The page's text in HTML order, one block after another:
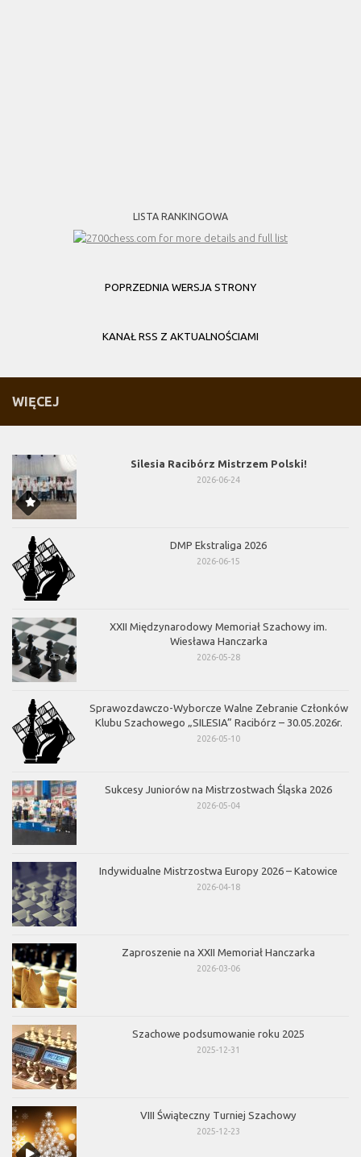
LISTA RANKINGOWA
POPRZEDNIA WERSJA STRONY
KANAŁ RSS Z AKTUALNOŚCIAMI
WIĘCEJ
Silesia Racibórz Mistrzem Polski!
2026-06-24
DMP Ekstraliga 2026
2026-06-15
XXII Międzynarodowy Memoriał Szachowy im.
Wiesława Hanczarka
2026-05-28
Sprawozdawczo-Wyborcze Walne Zebranie Członków
Klubu Szachowego „SILESIA” Racibórz – 30.05.2026r.
2026-05-10
Sukcesy Juniorów na Mistrzostwach Śląska 2026
2026-05-04
Indywidualne Mistrzostwa Europy 2026 – Katowice
2026-04-18
Zaproszenie na XXII Memoriał Hanczarka
2026-03-06
Szachowe podsumowanie roku 2025
2025-12-31
VIII Świąteczny Turniej Szachowy
2025-12-23